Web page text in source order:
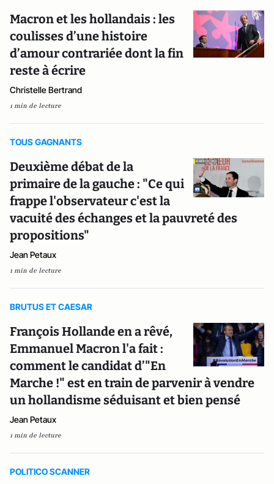
Macron et les hollandais : les
coulisses d’une histoire
d’amour contrariée dont la fin
reste à écrire
Christelle Bertrand
1 min de lecture
TOUS GAGNANTS
Deuxième débat de la
primaire de la gauche : "Ce qui
frappe l'observateur c'est la
vacuité des échanges et la pauvreté des
propositions"
Jean Petaux
1 min de lecture
BRUTUS ET CAESAR
François Hollande en a rêvé,
Emmanuel Macron l'a fait :
comment le candidat d’"En
Marche !" est en train de parvenir à vendre
un hollandisme séduisant et bien pensé
Jean Petaux
1 min de lecture
POLITICO SCANNER